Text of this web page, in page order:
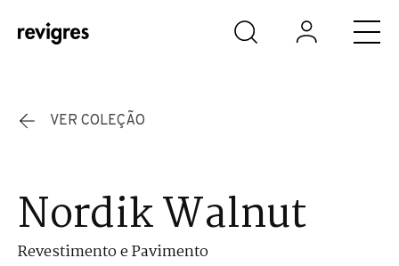
Saltar para o conteúdo principal
VER COLEÇÃO
Nordik Walnut
Revestimento e Pavimento